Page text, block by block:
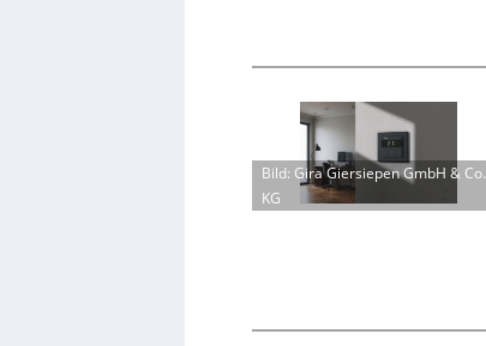
Bild: Gira Giersiepen GmbH & Co.
KG